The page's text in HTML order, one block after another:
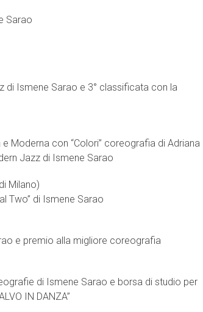
Sarao
di Ismene Sarao e 3° classificata con la
Moderna con “Colori” coreografia di Adriana
Jazz di Ismene Sarao
Milano)
Two” di Ismene Sarao
e premio alla migliore coreografia
di Ismene Sarao e borsa di studio per
IN DANZA”